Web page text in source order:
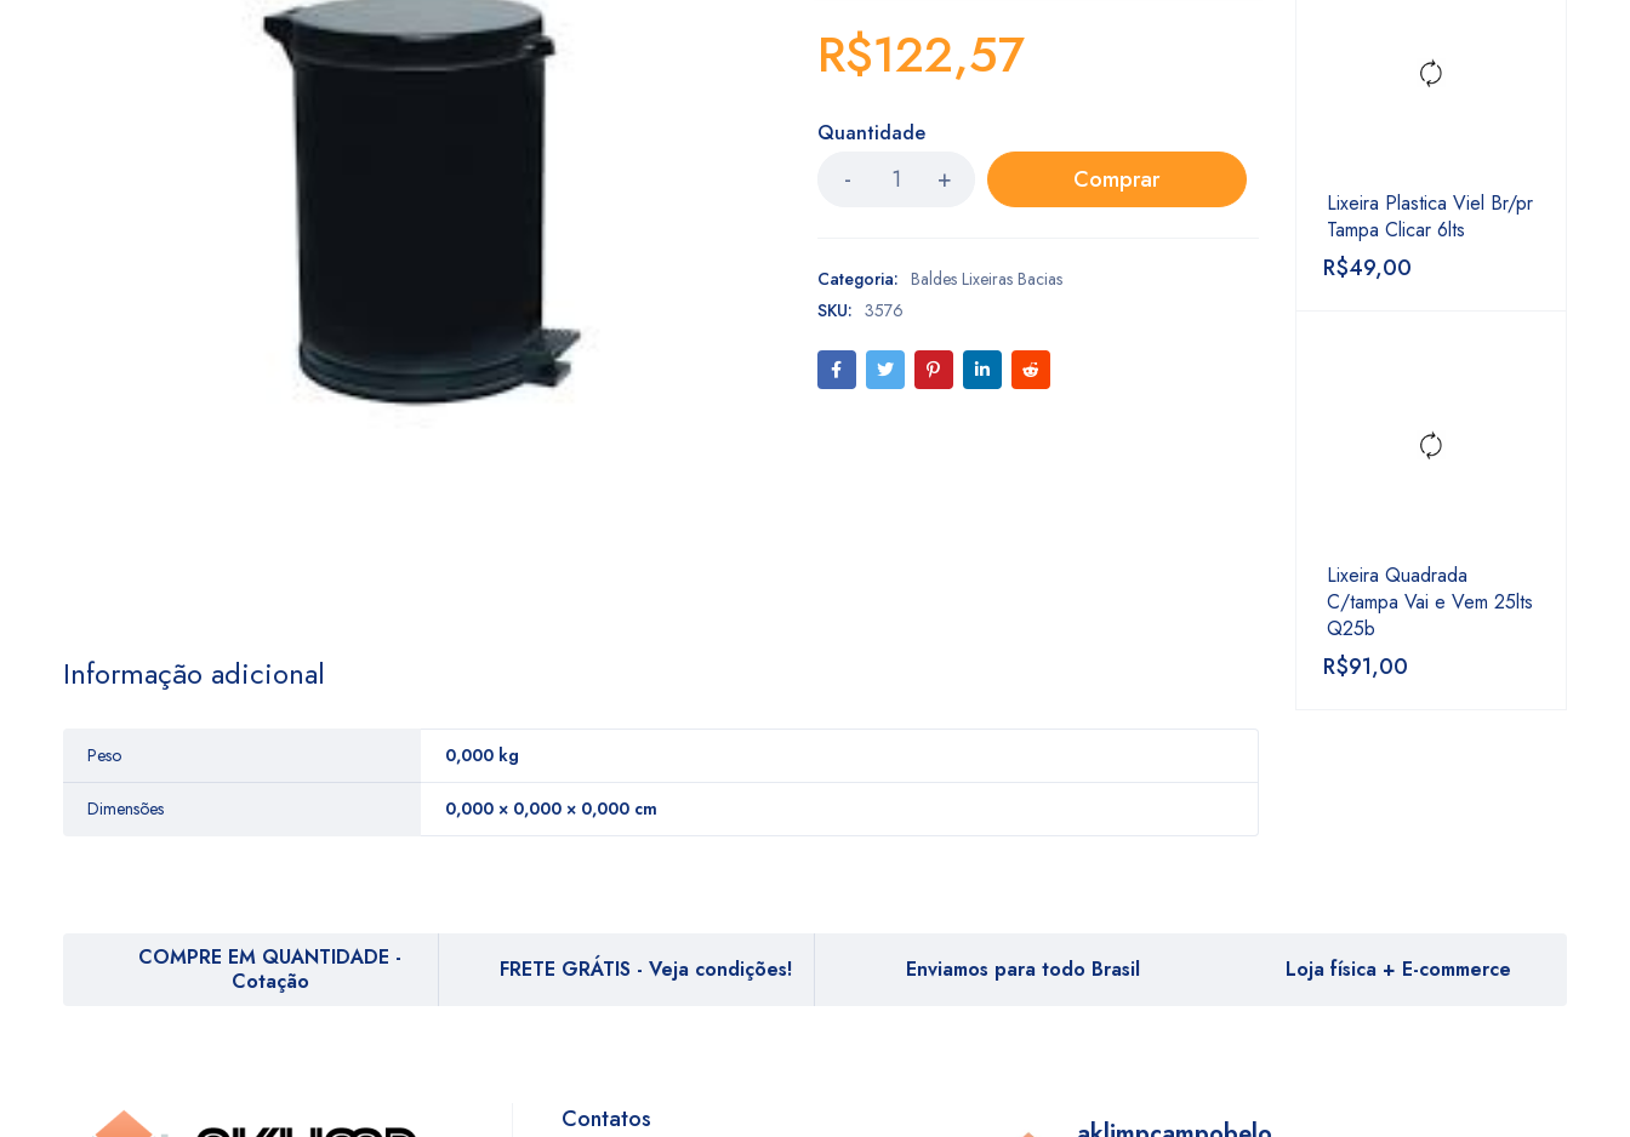
R$122,57
Quantidade
Comprar
Categoria: Baldes Lixeiras Bacias
SKU: 3576
Informação adicional
Peso 0,000 kg
Dimensões 0,000 × 0,000 × 0,000 cm
Lixeira Plastica Viel Br/pr
Tampa Clicar 6lts
R$49,00
Lixeira Quadrada
C/tampa Vai e Vem 25lts
Q25b
R$91,00
COMPRE EM QUANTIDADE -
Cotação
FRETE GRÁTIS - Veja condições! Enviamos para todo Brasil Loja física + E-commerce
Contatos